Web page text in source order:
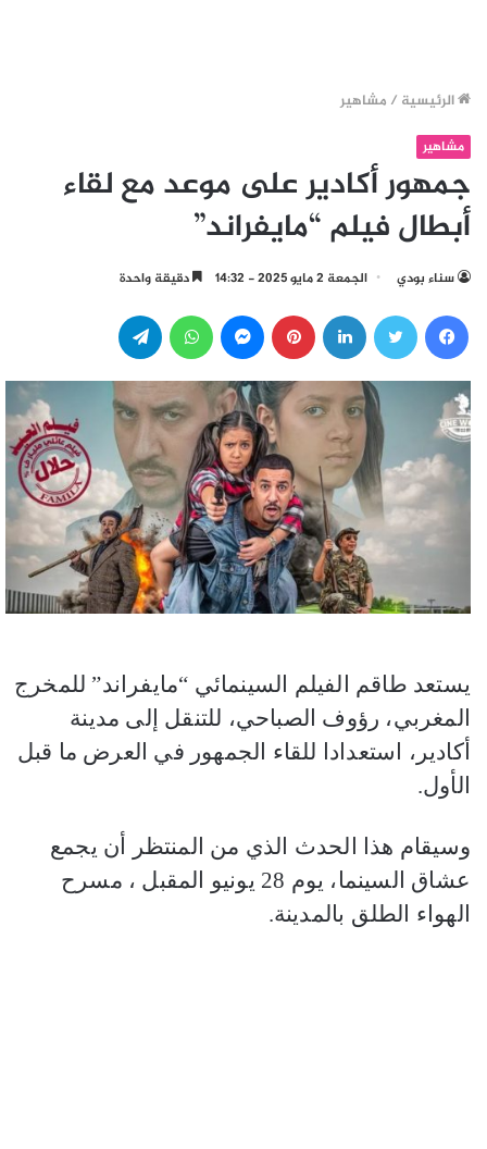
الرئيسية / مشاهير
مشاهير
جمهور أكادير على موعد مع لقاء
أبطال فيلم “مايفراند”
سناء بودي الجمعة 2 مايو 2025 - 14:32 دقيقة واحدة
يستعد طاقم الفيلم السينمائي “مايفراند” للمخرج
المغربي، رؤوف الصباحي، للتنقل إلى مدينة
أكادير، استعدادا للقاء الجمهور في العرض ما قبل
الأول.
وسيقام هذا الحدث الذي من المنتظر أن يجمع
عشاق السينما، يوم 28 يونيو المقبل ، مسرح
الهواء الطلق بالمدينة.